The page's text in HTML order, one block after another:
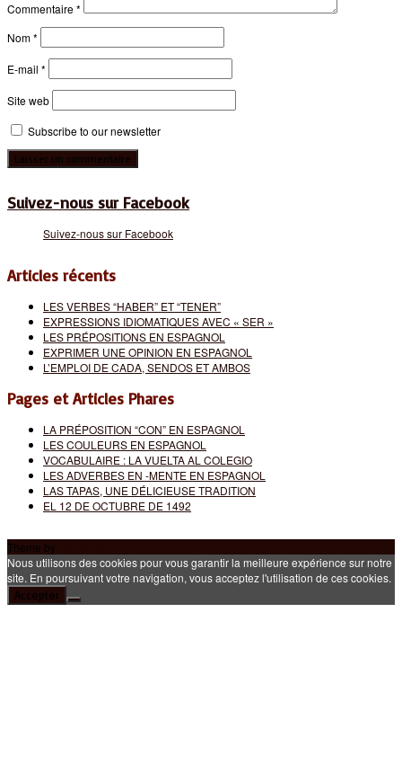
Commentaire*
Nom*
E-mail *
Site web
Subscribe to our newsletter
Suivez-nous sur Facebook
Suivez-nous sur Facebook
Articles récents
LES VERBES “HABER” ET “TENER”
EXPRESSIONS IDIOMATIQUES AVEC « SER »
LES PRÉPOSITIONS EN ESPAGNOL
EXPRIMER UNE OPINION EN ESPAGNOL
L’EMPLOI DE CADA, SENDOS ET AMBOS
Pages et Articles Phares
LA PRÉPOSITION “CON” EN ESPAGNOL
LES COULEURS EN ESPAGNOL
VOCABULAIRE : LA VUELTA AL COLEGIO
LES ADVERBES EN -MENTE EN ESPAGNOL
LAS TAPAS, UNE DÉLICIEUSE TRADITION
EL 12 DE OCTUBRE DE 1492
Theme by
Nous utilisons des cookies pour vous garantir la meilleure expérience sur notre
site. En poursuivant votre navigation, vous acceptez l'utilisation de ces cookies.
Accepter